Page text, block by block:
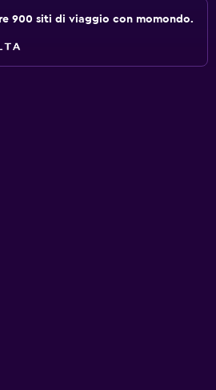
900 siti di viaggio con momondo.